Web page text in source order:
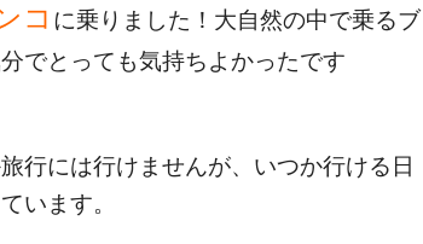
コ に乗りました！大自然の中で乗るブ
でとっても気持ちよかったです
行には行けませんが、いつか行ける日
います。